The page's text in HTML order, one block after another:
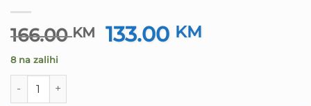
166.00KM
Izvorna
cijena
133.00 KM
8 na zalihi
Guma G185/60R15 88T XL POLARIS 6 BARUM količina